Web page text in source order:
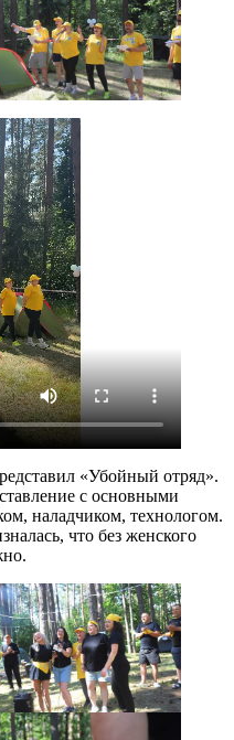
«Убойный отряд».
с основными
наладчиком, технологом.
что без женского